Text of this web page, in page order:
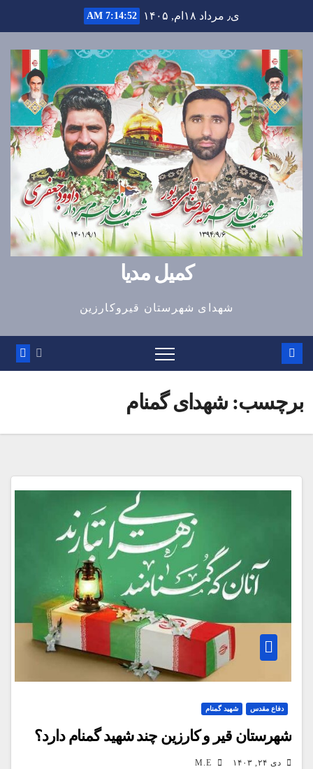
to
content
ی٫ مرداد ۱۸ام, ۱۴۰۵ 7:14:53 AM
کمیل مدیا
شهدای شهرستان قیروکارزین
برچسب:شهدای گمنام
دفاع مقدس شهید گمنام
شهرستان قیر و کارزین چند شهید گمنام دارد؟
دی ۲۴, ۱۴۰۳